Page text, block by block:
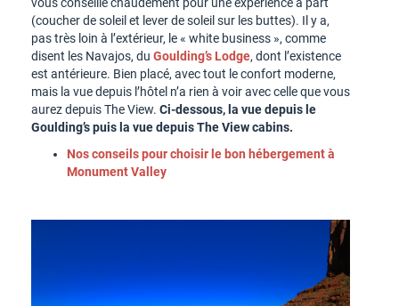
(coucher de soleil et lever de soleil sur les buttes). Il y a,
pas très loin à l’extérieur, le « white business », comme
disent les Navajos, du Goulding’s Lodge, dont l’existence
est antérieure. Bien placé, avec tout le confort moderne,
mais la vue depuis l’hôtel n’a rien à voir avec celle que vous
aurez depuis The View. Ci-dessous, la vue depuis le
Goulding’s puis la vue depuis The View cabins.
Nos conseils pour choisir le bon hébergement à
Monument Valley